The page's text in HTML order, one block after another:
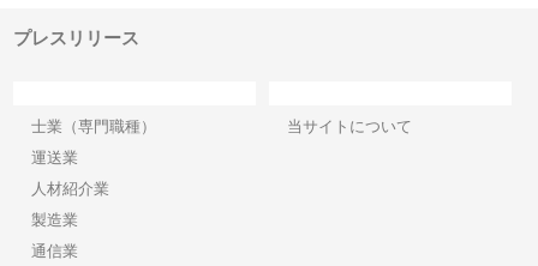
プレスリリース
士業（専門職種）
運送業
人材紹介業
製造業
通信業
当サイトについて